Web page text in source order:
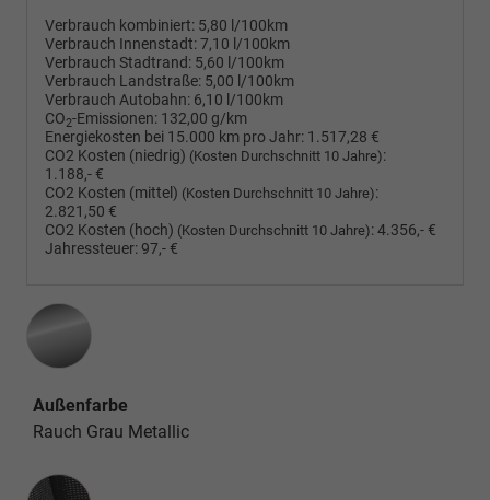
Verbrauch kombiniert: 5,80 l/100km
Verbrauch Innenstadt:7,10 l/100km
Verbrauch Stadtrand: 5,60 l/100km
Verbrauch Landstraße: 5,00 l/100km
Verbrauch Autobahn: 6,10 l/100km
CO2-Emissionen: 132,00 g/km
Energiekosten bei 15.000 km pro Jahr: 1.517,28 €
CO2 Kosten (niedrig) (Kosten Durchschnitt 10 Jahre):
1.188,- €
CO2 Kosten (mittel) (Kosten Durchschnitt 10 Jahre):
2.821,50 €
CO2 Kosten (hoch) (Kosten Durchschnitt 10 Jahre):4.356,- €
Jahressteuer: 97,- €
Außenfarbe
Rauch Grau Metallic
Innenausstattung